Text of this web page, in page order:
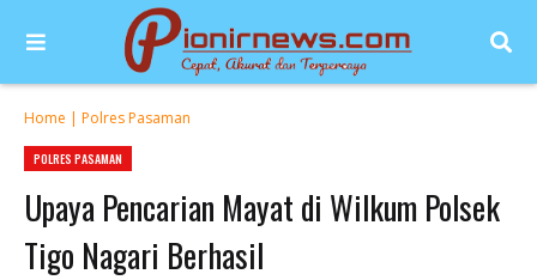
Home | Polres Pasaman
POLRES PASAMAN
Upaya Pencarian Mayat di Wilkum Polsek
Tigo Nagari Berhasil